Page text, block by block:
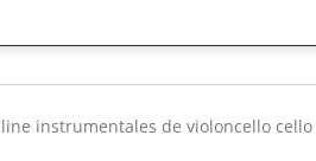
instrumentales de violoncello cello